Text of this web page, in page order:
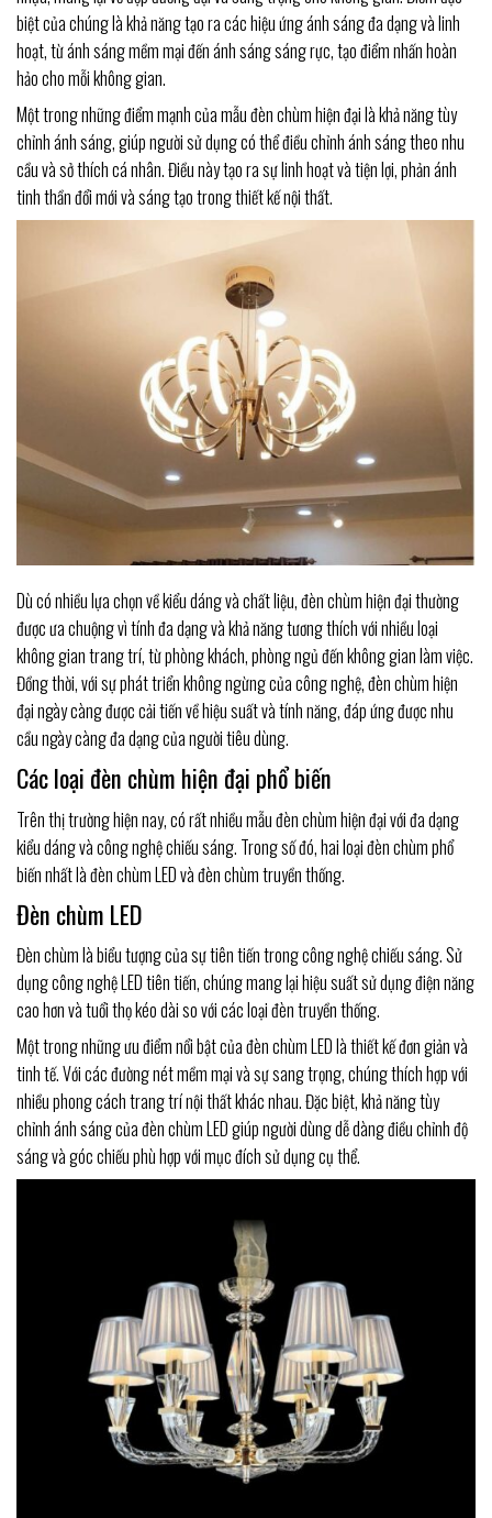
biệt của chúng là khả năng tạo ra các hiệu ứng ánh sáng đa dạng và linh
hoạt, từ ánh sáng mềm mại đến ánh sáng sáng rực, tạo điểm nhấn hoàn
hảo cho mỗi không gian.
Một trong những điểm mạnh của mẫu đèn chùm hiện đại là khả năng tùy
chỉnh ánh sáng, giúp người sử dụng có thể điều chỉnh ánh sáng theo nhu
cầu và sở thích cá nhân. Điều này tạo ra sự linh hoạt và tiện lợi, phản ánh
tinh thần đổi mới và sáng tạo trong thiết kế nội thất.
Dù có nhiều lựa chọn về kiểu dáng và chất liệu, đèn chùm hiện đại thường
được ưa chuộng vì tính đa dạng và khả năng tương thích với nhiều loại
không gian trang trí, từ phòng khách, phòng ngủ đến không gian làm việc.
Đồng thời, với sự phát triển không ngừng của công nghệ, đèn chùm hiện
đại ngày càng được cải tiến về hiệu suất và tính năng, đáp ứng được nhu
cầu ngày càng đa dạng của người tiêu dùng.
Các loại đèn chùm hiện đại phổ biến
Trên thị trường hiện nay, có rất nhiều mẫu đèn chùm hiện đại với đa dạng
kiểu dáng và công nghệ chiếu sáng. Trong số đó, hai loại đèn chùm phổ
biến nhất là đèn chùm LED và đèn chùm truyền thống.
Đèn chùm LED
Đèn chùm là biểu tượng của sự tiên tiến trong công nghệ chiếu sáng. Sử
dụng công nghệ LED tiên tiến, chúng mang lại hiệu suất sử dụng điện năng
cao hơn và tuổi thọ kéo dài so với các loại đèn truyền thống.
Một trong những ưu điểm nổi bật của đèn chùm LED là thiết kế đơn giản và
tinh tế. Với các đường nét mềm mại và sự sang trọng, chúng thích hợp với
nhiều phong cách trang trí nội thất khác nhau. Đặc biệt, khả năng tùy
chỉnh ánh sáng của đèn chùm LED giúp người dùng dễ dàng điều chỉnh độ
sáng và góc chiếu phù hợp với mục đích sử dụng cụ thể.